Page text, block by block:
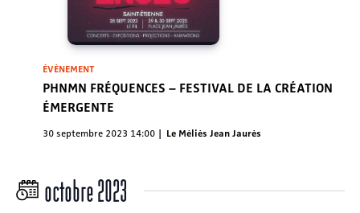
ÉVÈNEMENT
PHNMN FRÉQUENCES – FESTIVAL DE LA CRÉATION
ÉMERGENTE
30 septembre 2023 14:00 Le Méliès Jean Jaurès
octobre 2023